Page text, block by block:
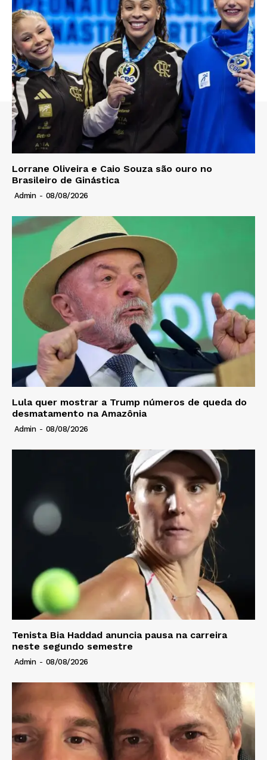
Lorrane Oliveira e Caio Souza são ouro no
Brasileiro de Ginástica
Admin - 08/08/2026
Lula quer mostrar a Trump números de queda do
desmatamento na Amazônia
Admin - 08/08/2026
Tenista Bia Haddad anuncia pausa na carreira
neste segundo semestre
Admin - 08/08/2026